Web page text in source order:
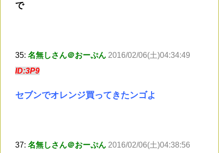
で
35: 名無しさん＠おーぷん 2016/02/06(土)04:34:49
ID:3P9
セブンでオレンジ買ってきたンゴよ
37: 名無しさん＠おーぷん 2016/02/06(土)04:38:56